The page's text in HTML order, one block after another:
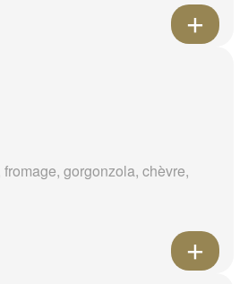
gorgonzola, chèvre,